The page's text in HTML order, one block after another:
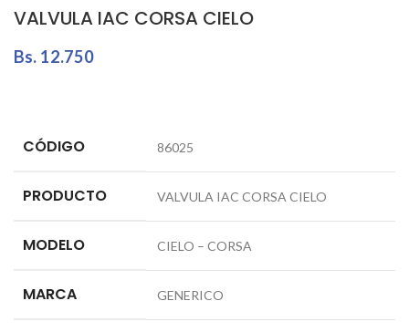
VALVULA IAC CORSA CIELO
Bs. 12.750
CÓDIGO 86025
PRODUCTO VALVULA IAC CORSA CIELO
MODELO CIELO – CORSA
MARCA GENERICO